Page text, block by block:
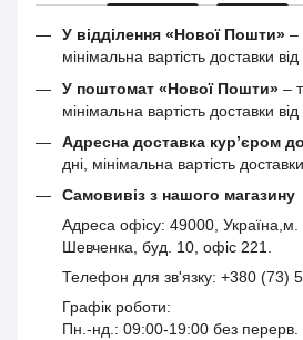
У відділення «Нової Пошти» –
мінімальна вартість доставки
У поштомат «Нової Пошти» –
мінімальна вартість доставки
Адресна доставка кур’єром
дні, мінімальна вартість
Самовивіз з нашого магазину
Адреса офісу: 49000, Україна,м.
Шевченка, буд. 10, офіс 221.
Телефон для зв'язку: +380 (73)
Графік роботи:
Пн.-нд.: 09:00-19:00 без перерв.